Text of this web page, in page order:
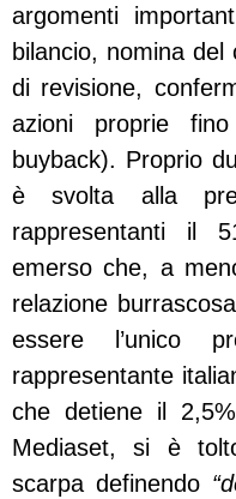
argomenti
bilancio, nomina del
di revisione,
azioni proprie
buyback). Proprio
è svolta alla
rappresentanti il
emerso che, a
relazione
essere l’unico
rappresentante
che detiene il
Mediaset, si è
scarpa definendo